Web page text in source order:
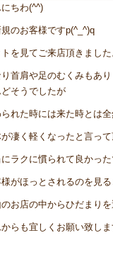
ちわ(^^)
のお客様ですp(^_^)q
を見てご来店頂きました
首肩や足のむくみもあり
どそうでしたが
れた時には来た時とは全
凄く軽くなったと言っ
ラクに慣られて良かっ
様がほっとされるのを見
お店の中からひだまり
らも宜しくお願い致しま